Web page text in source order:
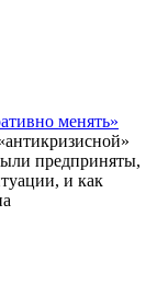
менять»
предприняты,
и как